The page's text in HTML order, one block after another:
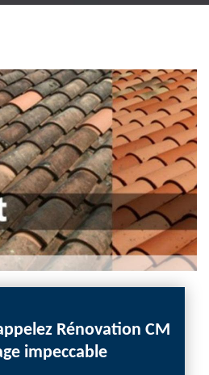
Rénovation CM
impeccable